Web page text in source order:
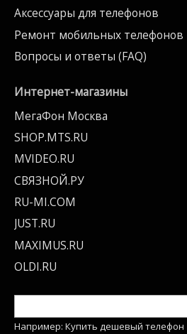
Аксессуары для телефонов
Ремонт мобильных телефонов
Вопросы и ответы (FAQ)
Интернет-магазины
МегаФон Москва
SHOP.MTS.RU
MVIDEO.RU
СВЯЗНОЙ.РУ
RU-MI.COM
JUST.RU
MAXIMUS.RU
OLDI.RU
Например: Купить дешевый телефон